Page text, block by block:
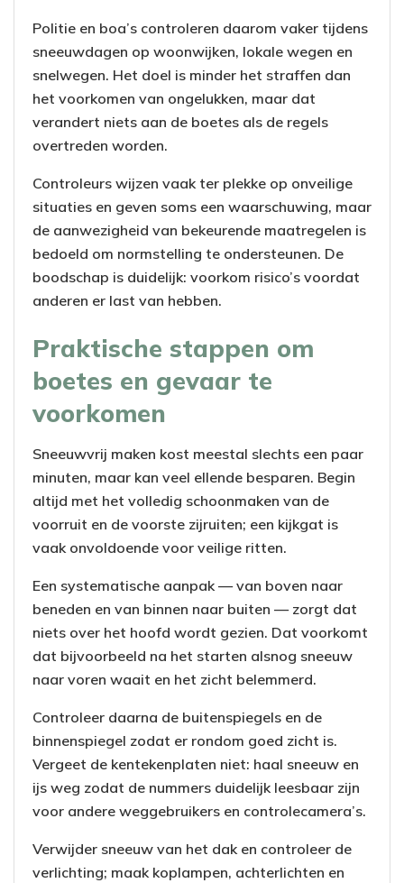
Politie en boa’s controleren daarom vaker tijdens
sneeuwdagen op woonwijken, lokale wegen en
snelwegen. Het doel is minder het straffen dan
het voorkomen van ongelukken, maar dat
verandert niets aan de boetes als de regels
overtreden worden.
Controleurs wijzen vaak ter plekke op onveilige
situaties en geven soms een waarschuwing, maar
de aanwezigheid van bekeurende maatregelen is
bedoeld om normstelling te ondersteunen. De
boodschap is duidelijk: voorkom risico’s voordat
anderen er last van hebben.
Praktische stappen om
boetes en gevaar te
voorkomen
Sneeuwvrij maken kost meestal slechts een paar
minuten, maar kan veel ellende besparen. Begin
altijd met het volledig schoonmaken van de
voorruit en de voorste zijruiten; een kijkgat is
vaak onvoldoende voor veilige ritten.
Een systematische aanpak — van boven naar
beneden en van binnen naar buiten — zorgt dat
niets over het hoofd wordt gezien. Dat voorkomt
dat bijvoorbeeld na het starten alsnog sneeuw
naar voren waait en het zicht belemmerd.
Controleer daarna de buitenspiegels en de
binnenspiegel zodat er rondom goed zicht is.
Vergeet de kentekenplaten niet: haal sneeuw en
ijs weg zodat de nummers duidelijk leesbaar zijn
voor andere weggebruikers en controlecamera’s.
Verwijder sneeuw van het dak en controleer de
verlichting; maak koplampen, achterlichten en